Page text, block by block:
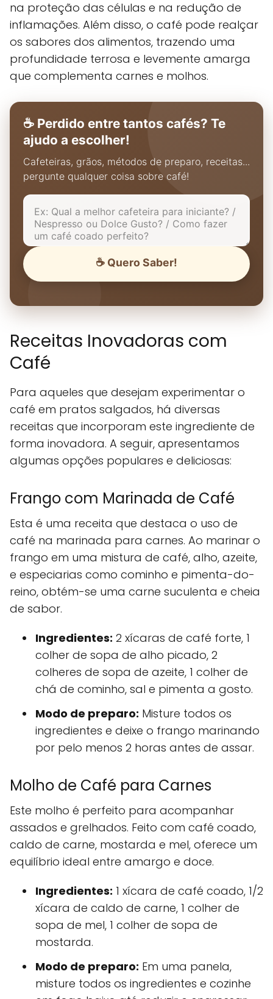
na proteção das células e na redução de
inflamações. Além disso, o café pode realçar
os sabores dos alimentos, trazendo uma
profundidade terrosa e levemente amarga
que complementa carnes e molhos.
☕ Perdido entre tantos cafés? Te
ajudo a escolher!
Cafeteiras, grãos, métodos de preparo, receitas...
pergunte qualquer coisa sobre café!
☕ Quero Saber!
Receitas Inovadoras com
Café
Para aqueles que desejam experimentar o
café em pratos salgados, há diversas
receitas que incorporam este ingrediente de
forma inovadora. A seguir, apresentamos
algumas opções populares e deliciosas:
Frango com Marinada de Café
Esta é uma receita que destaca o uso de
café na marinada para carnes. Ao marinar o
frango em uma mistura de café, alho, azeite,
e especiarias como cominho e pimenta-do-
reino, obtém-se uma carne suculenta e cheia
de sabor.
Ingredientes: 2 xícaras de café forte, 1
colher de sopa de alho picado, 2
colheres de sopa de azeite, 1 colher de
chá de cominho, sal e pimenta a gosto.
Modo de preparo: Misture todos os
ingredientes e deixe o frango marinando
por pelo menos 2 horas antes de assar.
Molho de Café para Carnes
Este molho é perfeito para acompanhar
assados e grelhados. Feito com café coado,
caldo de carne, mostarda e mel, oferece um
equilíbrio ideal entre amargo e doce.
Ingredientes: 1 xícara de café coado, 1/2
xícara de caldo de carne, 1 colher de
sopa de mel, 1 colher de sopa de
mostarda.
Modo de preparo: Em uma panela,
misture todos os ingredientes e cozinhe